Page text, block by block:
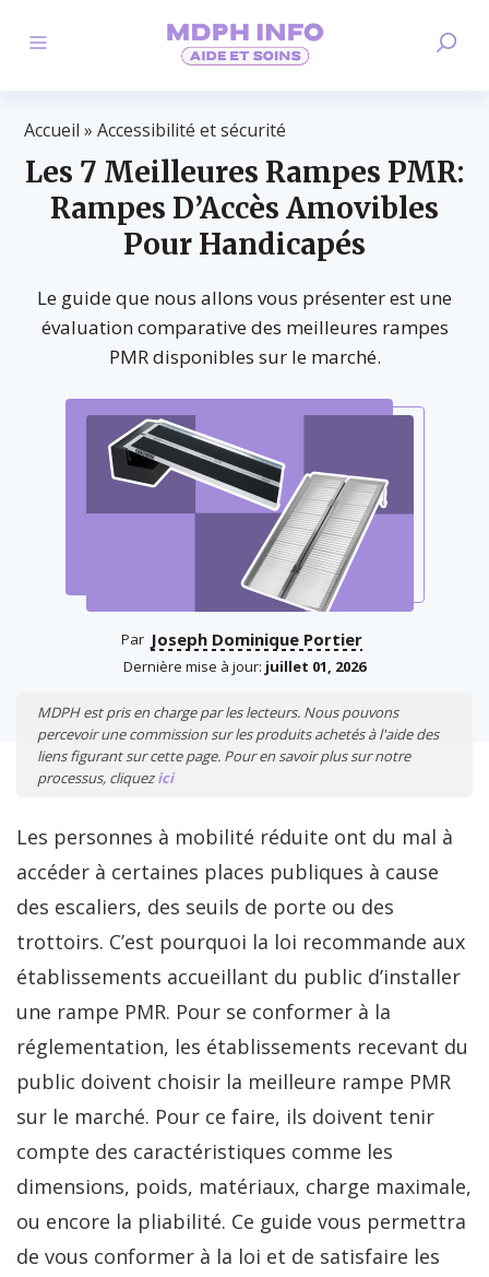
Accueil » Accessibilité et sécurité
Les 7 Meilleures Rampes PMR:
Rampes D’Accès Amovibles
Pour Handicapés
Le guide que nous allons vous présenter est une
évaluation comparative des meilleures rampes
PMR disponibles sur le marché.
Par Joseph Dominique Portier
Dernière mise à jour: juillet 01, 2026
MDPH est pris en charge par les lecteurs. Nous pouvons
percevoir une commission sur les produits achetés à l'aide des
liens figurant sur cette page. Pour en savoir plus sur notre
processus, cliquezici
Les personnes à mobilité réduite ont du mal à
accéder à certaines places publiques à cause
des escaliers, des seuils de porte ou des
trottoirs. C’est pourquoi la loi recommande aux
établissements accueillant du public d’installer
une rampe PMR. Pour se conformer à la
réglementation, les établissements recevant du
public doivent choisir la meilleure rampe PMR
sur le marché. Pour ce faire, ils doivent tenir
compte des caractéristiques comme les
dimensions, poids, matériaux, charge maximale,
ou encore la pliabilité. Ce guide vous permettra
de vous conformer à la loi et de satisfaire les